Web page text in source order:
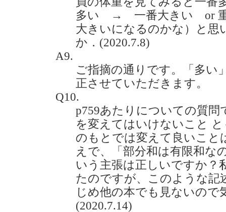
多い → 一番大きい or 重
大きいになるのかな）と思
か．(2020.7.8)
A9.
ご指摘の通りです。「多い
正させていただきます。
Q10.
p759あたりについての質問
を変えてはいけないこと
のもとでは変えて良いこと
えで、「部分和は有限和な
いう主張は正しいですか？
たのですが、このような記
じめ他の本でも見ないので
(2020.7.14)